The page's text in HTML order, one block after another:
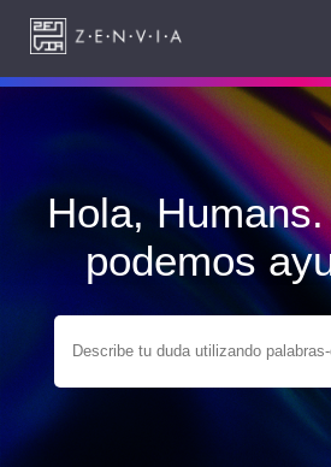
Hola,
podemos